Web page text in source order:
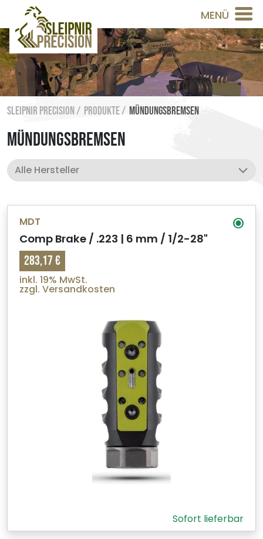
MENÜ
Sleipnir Precision / Produkte / Mündungsbremsen
MÜNDUNGSBREMSEN
MDT
Comp Brake / .223 | 6 mm / 1/2-28"
283,17 €
inkl. 19% MwSt.
zzgl. Versandkosten
Sofort lieferbar